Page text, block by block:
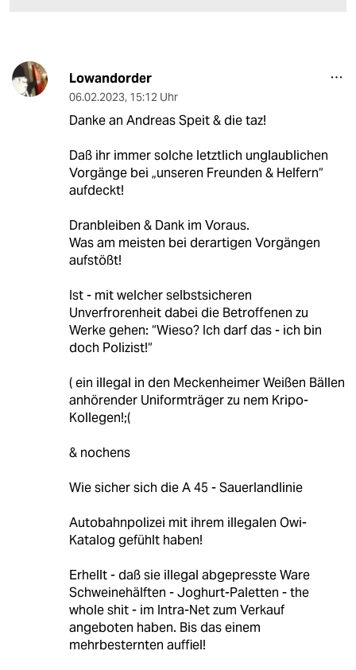
Lowandorder
06.02.2023, 15:12 Uhr
Danke an Andreas Speit & die taz!
Daß ihr immer solche letztlich unglaublichen
Vorgänge bei „unseren Freunden & Helfern“
aufdeckt!
Dranbleiben & Dank im Voraus.
Was am meisten bei derartigen Vorgängen
aufstößt!
Ist - mit welcher selbstsicheren
Unverfrorenheit dabei die Betroffenen zu
Werke gehen: “Wieso? Ich darf das - ich bin
doch Polizist!“
( ein illegal in den Meckenheimer Weißen Bällen
anhörender Uniformträger zu nem Kripo-
Kollegen!;(
& nochens
Wie sicher sich die A 45 - Sauerlandlinie
Autobahnpolizei mit ihrem illegalen Owi-
Katalog gefühlt haben!
Erhellt - daß sie illegal abgepresste Ware
Schweinehälften - Joghurt-Paletten - the
whole shit - im Intra-Net zum Verkauf
angeboten haben. Bis das einem
mehrbesternten auffiel!